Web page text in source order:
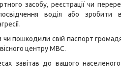
засобу, реєстрації чи
водія або зробити
пошкодили свій паспорт
центру МВС.
завітав до вашого населеного